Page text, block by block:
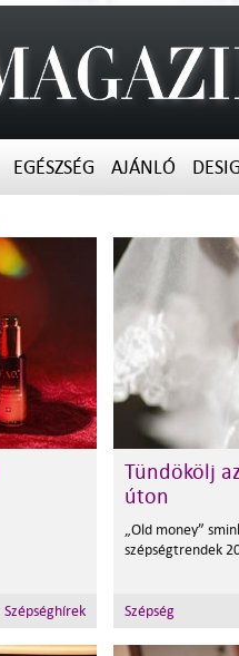
EGÉSZSÉG AJÁNLÓ
Szépséghírek
Tündökölj
úton
„Old money”
szépségtrendek
Szépség